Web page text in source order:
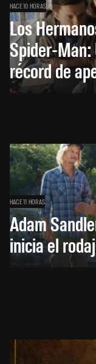
HACE 10 HORAS
Los
Spider-Man:
récord de
HACE 11 HORAS
Adam
inicia el